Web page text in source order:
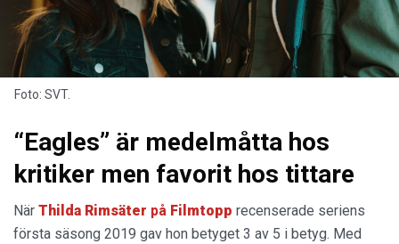
Foto: SVT.
“Eagles” är medelmåtta hos
kritiker men favorit hos tittare
När Thilda Rimsäter på Filmtopp recenserade seriens
första säsong 2019 gav hon betyget 3 av 5 i betyg. Med